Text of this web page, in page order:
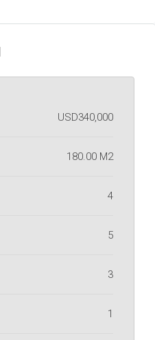
USD340,000
180.00 M2
4
5
3
1